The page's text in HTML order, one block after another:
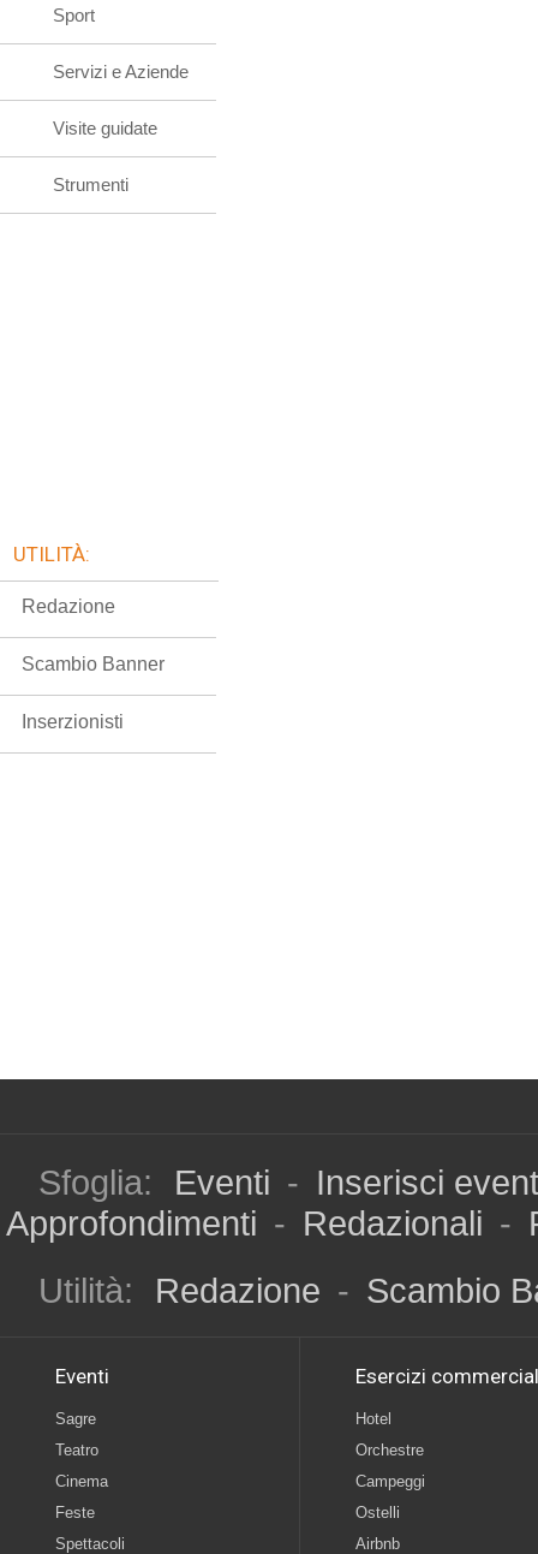
Sport
Servizi e Aziende
Visite guidate
Strumenti
UTILITÀ:
Redazione
Scambio Banner
Inserzionisti
Sfoglia: Eventi - Inserisci
Approfondimenti - Redazionali -
Utilità:
Redazione - Scambio
Eventi
Sagre
Teatro
Cinema
Feste
Spettacoli
Esercizi
Hotel
Orchestre
Campeggi
Ostelli
Airbnb